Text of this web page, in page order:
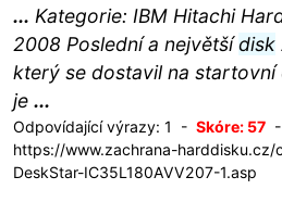
... Kategorie: IBM Hitachi
2008 Poslední a největšídisk
který se dostavil na startovní
je ...
Odpovídající výrazy: 1 - Skóre: 57-
https://www.zachrana-
DeskStar-IC35L180AVV207-1.asp